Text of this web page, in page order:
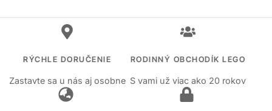
RÝCHLE DORUČENIE
Zastavte sa u nás aj osobne
RODINNÝ OBCHODÍK LEGO
S vami už viac ako 20 rokov